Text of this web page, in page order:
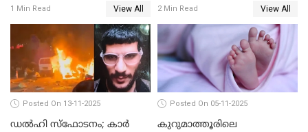
1 Min Read View All 2 Min Read View All
Posted On 13-11-2025
ഡല്‍ഹി സ്‌ഫോടനം; കാര്‍
Posted On 05-11-2025
കുറുമാത്തൂരിലെ